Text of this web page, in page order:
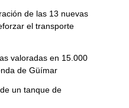
de las 13 nuevas
el transporte
valoradas en 15.000
de Güímar
un tanque de